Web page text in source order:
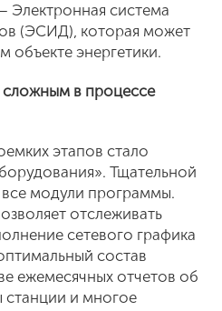
Электронная система
(ЭСИД), которая может
объекте энергетики.
в процессе
этапов стало
Тщательной
модули программы.
отслеживать
сетевого графика
состав
ежемесячных отчетов об
и многое